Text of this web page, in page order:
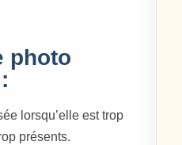
photo
lorsqu’elle est trop
présents.